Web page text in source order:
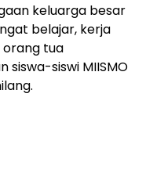
keluarga besar
belajar, kerja
orang tua
siswi MIISMO